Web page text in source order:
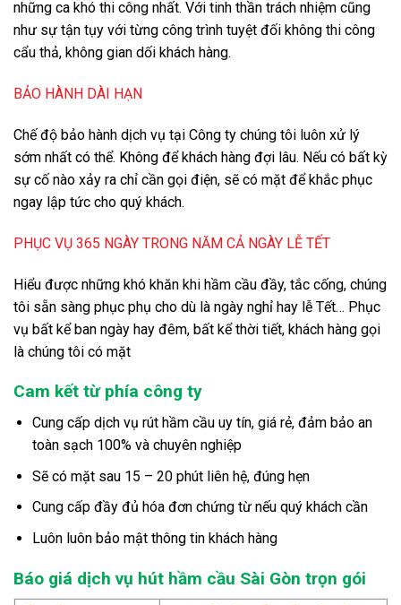
những ca khó thi công nhất. Với tinh thần trách nhiệm cũng
như sự tận tụy với từng công trình tuyệt đối không thi công
cẩu thả, không gian dối khách hàng.
BẢO HÀNH DÀI HẠN
Chế độ bảo hành dịch vụ tại Công ty chúng tôi luôn xử lý
sớm nhất có thể. Không để khách hàng đợi lâu. Nếu có bất kỳ
sự cố nào xảy ra chỉ cần gọi điện, sẽ có mặt để khắc phục
ngay lập tức cho quý khách.
PHỤC VỤ 365 NGÀY TRONG NĂM CẢ NGÀY LỄ TẾT
Hiểu được những khó khăn khi hầm cầu đầy, tắc cống, chúng
tôi sẵn sàng phục phụ cho dù là ngày nghỉ hay lễ Tết… Phục
vụ bất kể ban ngày hay đêm, bất kể thời tiết, khách hàng gọi
là chúng tôi có mặt
Cam kết từ phía công ty
Cung cấp dịch vụ rút hầm cầu uy tín, giá rẻ, đảm bảo an
toàn sạch 100% và chuyên nghiệp
Sẽ có mặt sau 15 – 20 phút liên hệ, đúng hẹn
Cung cấp đầy đủ hóa đơn chứng từ nếu quý khách cần
Luôn luôn bảo mật thông tin khách hàng
Báo giá dịch vụ hút hầm cầu Sài Gòn trọn gói